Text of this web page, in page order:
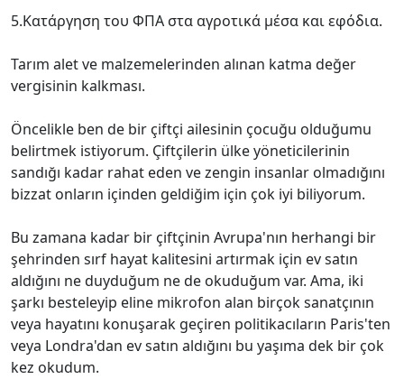
5.Κατάργηση του ΦΠΑ στα αγροτικά μέσα και εφόδια.
Tarım alet ve malzemelerinden alınan katma değer
vergisinin kalkması.
Öncelikle ben de bir çiftçi ailesinin çocuğu olduğumu
belirtmek istiyorum. Çiftçilerin ülke yöneticilerinin
sandığı kadar rahat eden ve zengin insanlar olmadığını
bizzat onların içinden geldiğim için çok iyi biliyorum.
Bu zamana kadar bir çiftçinin Avrupa'nın herhangi bir
şehrinden sırf hayat kalitesini artırmak için ev satın
aldığını ne duyduğum ne de okuduğum var. Ama, iki
şarkı besteleyip eline mikrofon alan birçok sanatçının
veya hayatını konuşarak geçiren politikacıların Paris'ten
veya Londra'dan ev satın aldığını bu yaşıma dek bir çok
kez okudum.